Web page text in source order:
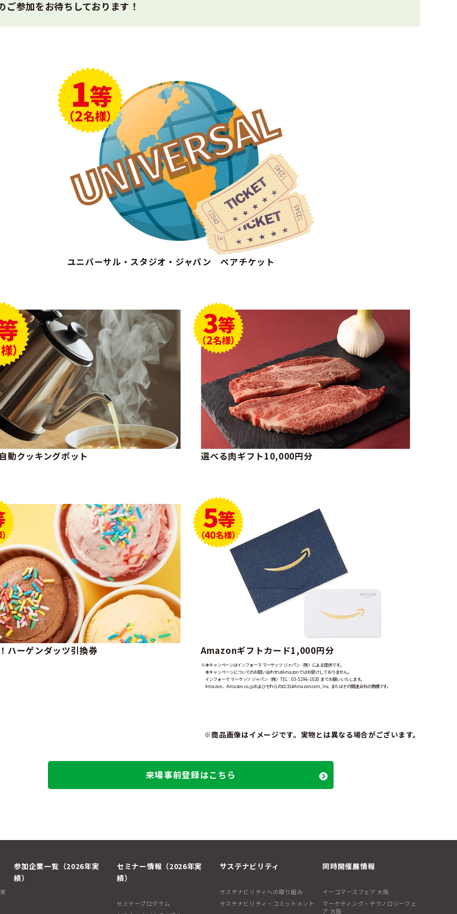
ご参加をお待ちしております！
ユニバーサル・スタジオ・ジャパン ペアチケット
動クッキングポット 選べる肉ギフト10,000円分
ハーゲンダッツ引換券 Amazonギフトカード1,000円分
※本キャンペーンはインフォーマ マーケッツ ジャパン（株）による提供です。
本キャンペーンについてのお問い合わせはAmazonではお受けしておりません。
インフォーマ マーケッツ ジャパン（株）TEL：03-5296-1020 までお願いいたします。
Amazon、Amazon.co.jpおよびそれらのロゴはAmazon.com, Inc. またはその関連会社の商標です。
※商品画像はイメージです。実物とは異なる場合がございます。
来場事前登録はこちら
参加企業一覧（2026年実
績）
セミナー情報（2026年実
績）
セミナープログラム
サステナビリティ
サステナビリティへの取り組み
サステナビリティ・コミットメント
同時開催展情報
イーコマースフェア 大阪
マーケティング・テクノロジーフェ
ア 大阪